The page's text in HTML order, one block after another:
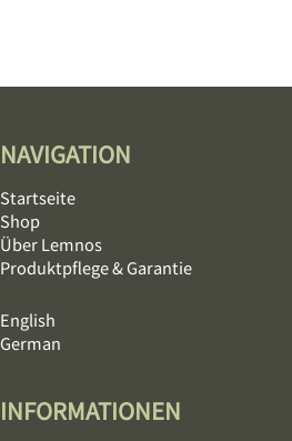
NAVIGATION
Startseite
Shop
Über Lemnos
Produktpflege & Garantie
English
German
INFORMATIONEN